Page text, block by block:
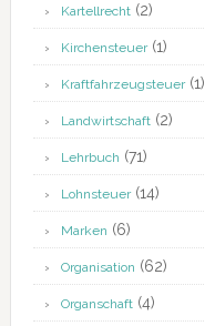
Kartellrecht(2)
Kirchensteuer(1)
Kraftfahrzeugsteuer(1)
Landwirtschaft(2)
Lehrbuch (71)
Lohnsteuer(14)
Marken (6)
Organisation (62)
Organschaft(4)